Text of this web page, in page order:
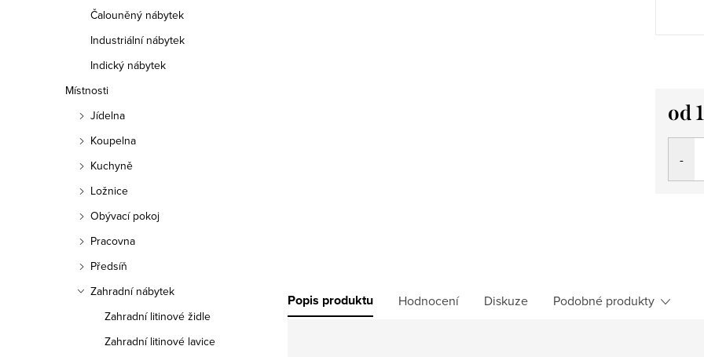
Čalouněný nábytek
Industriální nábytek
Indický nábytek
Místnosti
Jídelna
Koupelna
Kuchyně
Ložnice
Obývací pokoj
Pracovna
Předsíň
Zahradní nábytek
Zahradní litinové židle
Zahradní litinové lavice
od
Měrná
Popis produktu Hodnocení Diskuze Podobné produkty